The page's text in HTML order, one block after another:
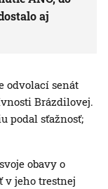
aj
odvolací senát
Brázdilovej.
podal sťažnosť;
obavy o
v jeho trestnej